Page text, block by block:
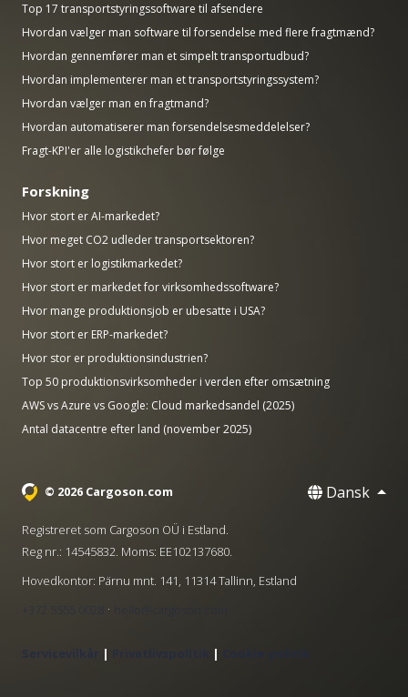
Top 17 transportstyringssoftware til afsendere
Hvordan vælger man software til forsendelse med flere fragtmænd?
Hvordan gennemfører man et simpelt transportudbud?
Hvordan implementerer man et transportstyringssystem?
Hvordan vælger man en fragtmand?
Hvordan automatiserer man forsendelsesmeddelelser?
Fragt-KPI'er alle logistikchefer bør følge
Forskning
Hvor stort er AI-markedet?
Hvor meget CO2 udleder transportsektoren?
Hvor stort er logistikmarkedet?
Hvor stort er markedet for virksomhedssoftware?
Hvor mange produktionsjob er ubesatte i USA?
Hvor stort er ERP-markedet?
Hvor stor er produktionsindustrien?
Top 50 produktionsvirksomheder i verden efter omsætning
AWS vs Azure vs Google: Cloud markedsandel (2025)
Antal datacentre efter land (november 2025)
© 2026 Cargoson.com Dansk
Registreret som Cargoson OÜ i Estland.
Reg nr.: 14545832. Moms: EE102137680.
Hovedkontor: Pärnu mnt. 141, 11314 Tallinn, Estland
·
| | Cookie-politik